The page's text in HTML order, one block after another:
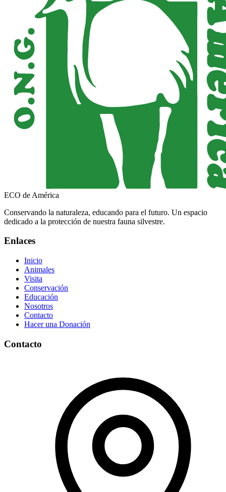
ECO de América
Conservando la naturaleza, educando para el futuro. Un espacio
dedicado a la protección de nuestra fauna silvestre.
Enlaces
Inicio
Animales
Visita
Conservación
Educación
Nosotros
Contacto
Hacer una Donación
Contacto